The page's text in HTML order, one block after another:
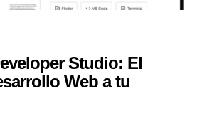
Studio: El
Web a tu